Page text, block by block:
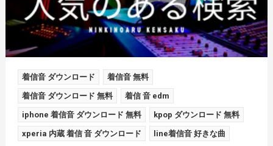
着信音 ダウンロード 着信音 無料
着信音 ダウンロード 無料 着信 音 edm
iphone 着信音 ダウンロード 無料 kpop ダウンロード 無料
xperia 内蔵 着信 音 ダウンロード line着信音 好きな曲